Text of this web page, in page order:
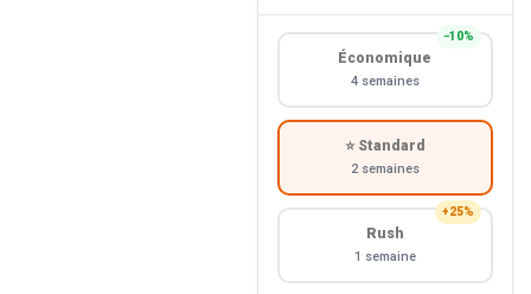
−10%
Économique
4 semaines
⭐ Standard
2 semaines
+25%
Rush
1 semaine